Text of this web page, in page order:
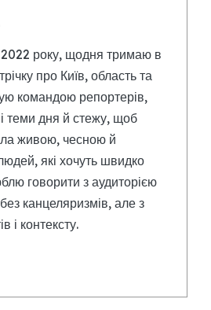
2022 року, щодня тримаю в
про Київ, область та
командою репортерів,
теми дня й стежу, щоб
живою, чесною й
які хочуть швидко
говорити з аудиторією
канцеляризмів, але з
і контексту.